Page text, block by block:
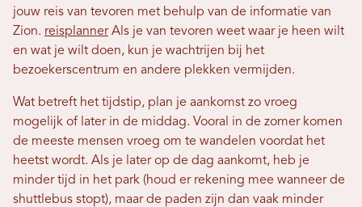
jouw reis van tevoren met behulp van de informatie van
Zion. reisplannerAls je van tevoren weet waar je heen wilt
en wat je wilt doen, kun je wachtrijen bij het
bezoekerscentrum en andere plekken vermijden.
Wat betreft het tijdstip, plan je aankomst zo vroeg
mogelijk of later in de middag. Vooral in de zomer komen
de meeste mensen vroeg om te wandelen voordat het
heetst wordt. Als je later op de dag aankomt, heb je
minder tijd in het park (houd er rekening mee wanneer de
shuttlebus stopt), maar de paden zijn dan vaak minder